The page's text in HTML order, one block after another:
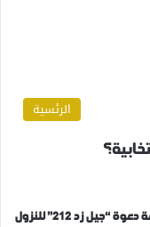
الرئسية
حقيقة دعوة “جيل زد 212” للنزول